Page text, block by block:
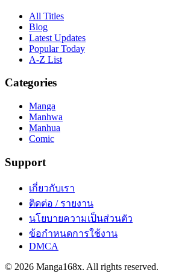
All Titles
Blog
Latest Updates
Popular Today
A-Z List
Categories
Manga
Manhwa
Manhua
Comic
Support
เกี่ยวกับเรา
ติดต่อ / รายงาน
นโยบายความเป็นส่วนตัว
ข้อกำหนดการใช้งาน
DMCA
© 2026 Manga168x. All rights reserved.